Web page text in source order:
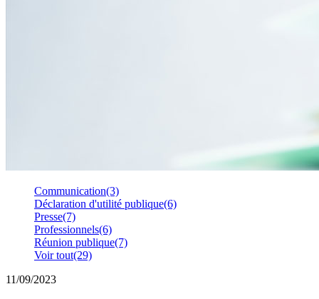
Communication(3)
Déclaration d'utilité publique(6)
Presse(7)
Professionnels(6)
Réunion publique(7)
Voir tout(29)
11/09/2023